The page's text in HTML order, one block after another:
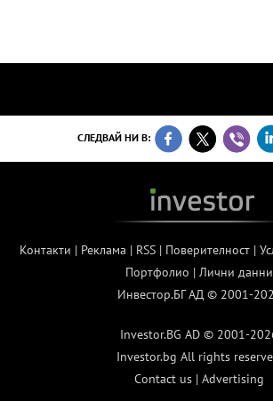
СЛЕДВАЙ НИ В:
Контакти | Реклама | RSS| Поверителност|
Портфолио | Лични данни
Инвестор.БГ АД © 2001-
Investor.BG AD © 2001-
Investor.bg All rights
Contact us | Advertising